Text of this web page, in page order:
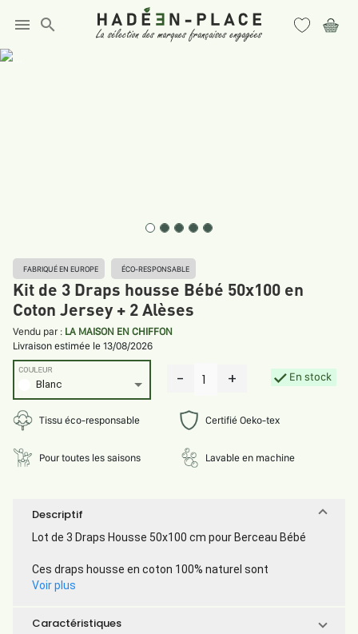
menu search
FABRIQUÉ EN EUROPE ÉCO-RESPONSABLE
Kit de 3 Draps housse Bébé 50x100 en
Coton Jersey + 2 Alèses
Vendu par : LA MAISON EN CHIFFON
Livraison estimée le 13/08/2026
Tissu éco-responsable Certifié Oeko-tex
Pour toutes les saisons Lavable en machine
Blanc
COULEUR - 1 + En stock
Descriptif
Lot de 3 Draps Housse 50x100 cm pour Berceau Bébé
Ces draps housse en coton 100% naturel sont
Voir plus
Caractéristiques